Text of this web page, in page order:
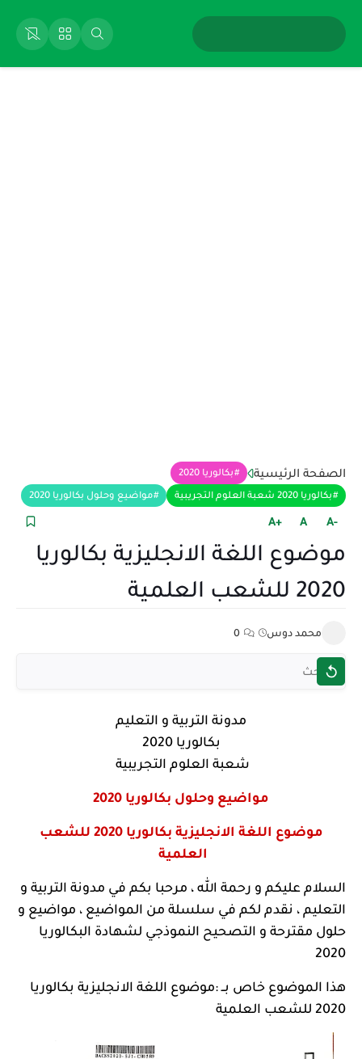
الصفحة الرئيسية بكالوريا 2020
بكالوريا 2020 شعبة العلوم التجريبية مواضيع وحلول بكالوريا 2020
+A A -A
موضوع اللغة الانجليزية بكالوريا
2020 للشعب العلمية
محمد دوس 0
مدونة التربية و التعليم
بكالوريا 2020
شعبة العلوم التجريبية
مواضيع وحلول بكالوريا 2020
موضوع اللغة الانجليزية بكالوريا 2020 للشعب
العلمية
السلام عليكم و رحمة الله ، مرحبا بكم في مدونة التربية و
التعليم ، نقدم لكم في سلسلة من المواضيع ، مواضيع و
حلول مقترحة و التصحيح النموذجي لشهادة البكالوريا
2020
هذا الموضوع خاص بــ :موضوع اللغة الانجليزية بكالوريا
2020 للشعب العلمية